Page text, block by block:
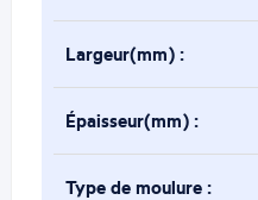
Largeur(mm) :
Épaisseur(mm) :
Type de moulure :